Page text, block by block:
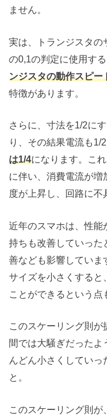
ません。
実は、トランジスタの
の0,1の判定に使用す
ンジスタの動作スピー
特徴があります。
さらに、寸法を1/2に
り、その結果電流も1/
は1/4になります。こ
に伴い、消費電流が増
度が上昇し、回路に不
近年のスマホは、性能
持ちも改善していった
善なども影響していま
サイズを小さくすると
ことができるという点
このスケーリング則
間では大騒ぎだった
んどん小さくしていっ
と。
このスケーリング則